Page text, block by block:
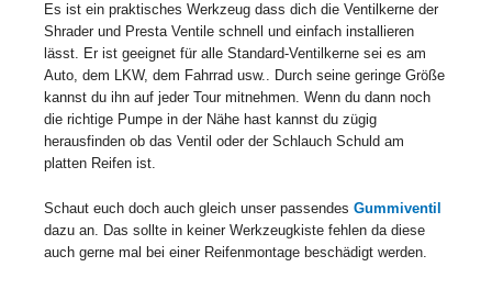
Es ist ein praktisches Werkzeug dass dich die Ventilkerne der
Shrader und Presta Ventile schnell und einfach installieren
lässt. Er ist geeignet für alle Standard-Ventilkerne sei es am
Auto, dem LKW, dem Fahrrad usw.. Durch seine geringe Größe
kannst du ihn auf jeder Tour mitnehmen. Wenn du dann noch
die richtige Pumpe in der Nähe hast kannst du zügig
herausfinden ob das Ventil oder der Schlauch Schuld am
platten Reifen ist.
Schaut euch doch auch gleich unser passendes Gummiventil
dazu an. Das sollte in keiner Werkzeugkiste fehlen da diese
auch gerne mal bei einer Reifenmontage beschädigt werden.